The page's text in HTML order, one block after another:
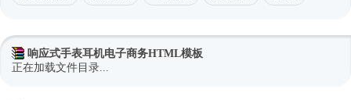
响应式手表耳机电子商务HTML模板
正在加载文件目录...